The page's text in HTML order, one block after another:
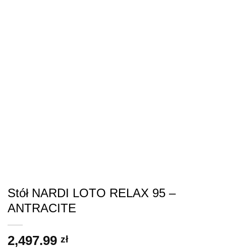
Stół NARDI LOTO RELAX 95 –
ANTRACITE
2,497.99 zł